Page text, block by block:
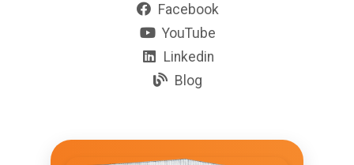
Facebook
YouTube
Linkedin
Blog